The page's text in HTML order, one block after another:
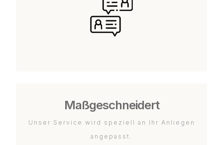
Maßgeschneidert
Unser Service wird speziell an Ihr Anliegen
angepasst.